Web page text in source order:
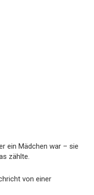
ein Mädchen war – sie
zählte.
von einer